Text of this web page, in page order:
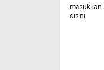
masukkan
disini